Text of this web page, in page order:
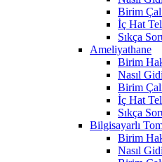
Birim
İç Hat
Sıkça
Ameliyathane
Birim
Nasıl
Birim
İç Hat
Sıkça
Bilgisayarlı
Birim
Nasıl